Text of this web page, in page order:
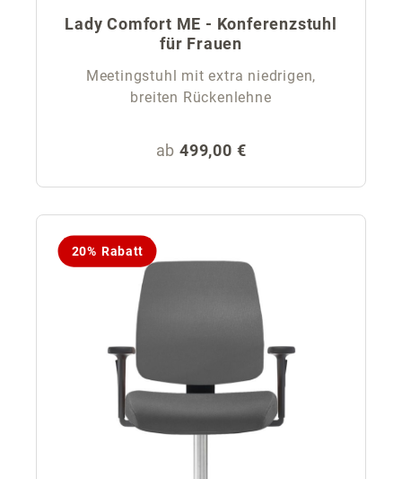
Lady Comfort ME - Konferenzstuhl
für Frauen
Meetingstuhl mit extra niedrigen,
breiten Rückenlehne
Regulärer Preis:
ab 499,00 €
20% Rabatt